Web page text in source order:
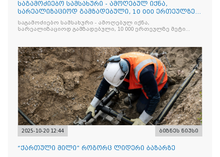
საგამოძიებო სამსახური - ამოღებულ იქნა,
სარეალიზაციოდ გამზადებული, 10 000 ერთეულზე
მეტი „Jacobs Monar
საგამოძიებო სამსახური - ამოღებულ იქნა,
სარეალიზაციოდ გამზადებული, 10 000 ერთეულზე მეტი
„Raffaello”-ს სასაქონლო ნიშნით უკანონო ნიშანდებული
ტკბილეული
2025-10-20 12:44 ბიზნეს ნიუსი
“ქართული მილი” როგორც ლიდერი ბაზარზე